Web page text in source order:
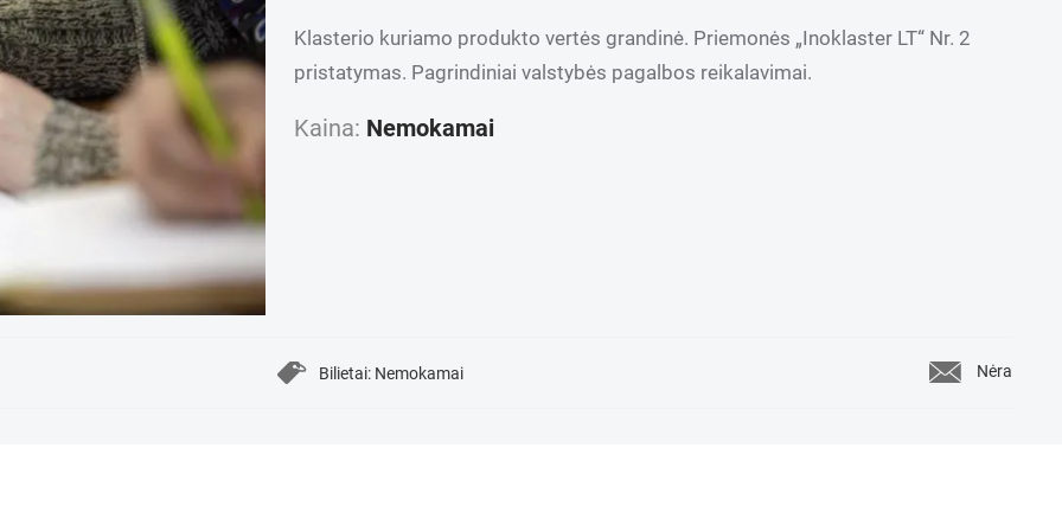
Klasterio kuriamo produkto vertės grandinė. Priemonės „Inoklaster LT“ Nr. 2
pristatymas. Pagrindiniai valstybės pagalbos reikalavimai.
Kaina: Nemokamai
Bilietai: Nemokamai Nėra